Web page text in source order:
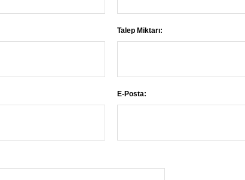
Talep Miktarı:
E-Posta: